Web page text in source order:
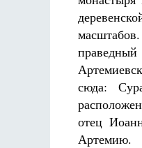
сюда:
отец
Артемию.